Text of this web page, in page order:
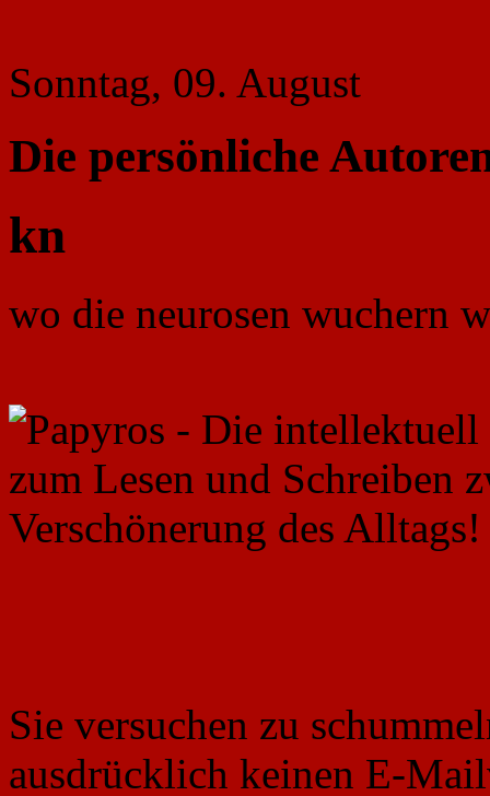
Sonntag, 09. August
Die persönliche
kn
wo die neurosen wuchern
Sie versuchen zu
ausdrücklich keinen E-